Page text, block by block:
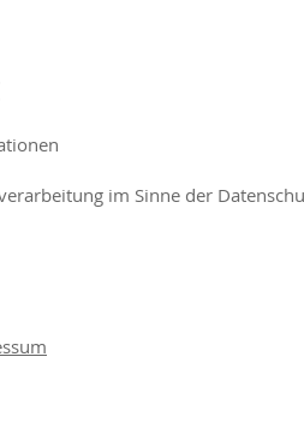
im Sinne der